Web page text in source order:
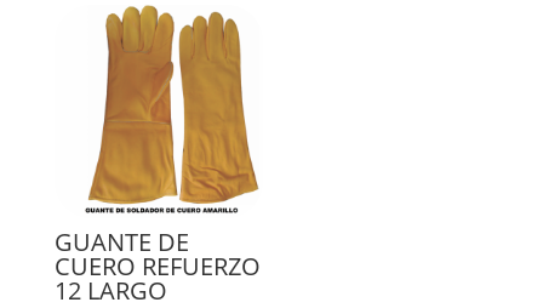
GUANTE DE
CUERO REFUERZO
12 LARGO